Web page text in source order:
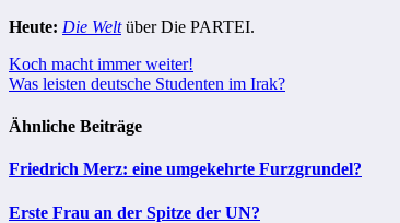
Heute: Die Weltüber Die PARTEI.
Beitragsnavigation
Koch macht immer weiter!
Was leisten deutsche Studenten im Irak?
Ähnliche Beiträge
Friedrich Merz: eine umgekehrte Furzgrundel?
Erste Frau an der Spitze der UN?